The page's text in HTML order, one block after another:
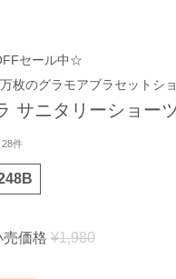
セール中☆
枚のグラモアブラセットシ
サニタリーショー
28件
売価格 ¥1,980